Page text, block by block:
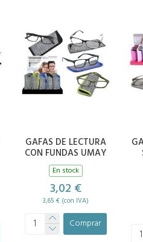
GAFAS DE LECTURA
CON FUNDAS UMAY
En stock
3,02 €
3,65 € (con IVA)
Comprar